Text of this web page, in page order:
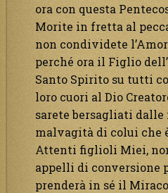
ora con questa
Morite in fretta al
non condividete
perché ora il Figlio
Santo Spirito su tutti
loro cuori al Dio
sarete bersagliati
malvagità di colui che
Attenti figlioli Miei,
appelli di conversione
prenderà in sé il